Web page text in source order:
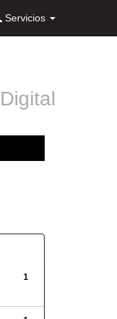
Servicios
Digital
1